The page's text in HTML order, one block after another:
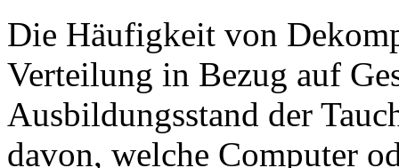
Die Häufigkeit von
Verteilung in Bezug auf
Ausbildungsstand der
davon, welche Computer